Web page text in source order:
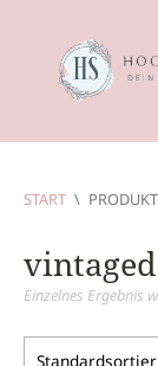
START \
Einzelnes Ergebnis